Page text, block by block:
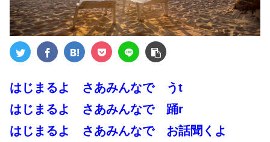
はじまるよ さあみんなで うt
はじまるよ さあみんなで 踊r
はじまるよ さあみんなで お話聞くよ